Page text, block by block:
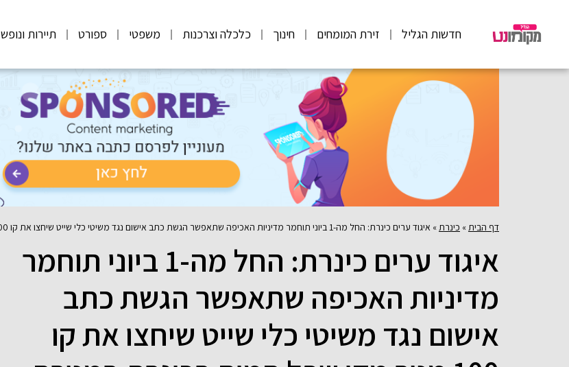
חדשות הגליל זירת המומחים חינוך כלכלה וצרכנות משפטי ספורט תיירות ונופש
דף הבית » כינרת » איגוד ערים כינרת: החל מה-1 ביוני תוחמר מדיניות האכיפה שתאפשר הגשת כתב אישום נגד משיטי כלי שייט שיחצו את קו 100 מטר מקו שפל המים בכינרת במטרה למנוע עבירות בטיחות שייט מסכנות חיים
איגוד ערים כינרת: החל מה-1 ביוני תוחמר
מדיניות האכיפה שתאפשר הגשת כתב
אישום נגד משיטי כלי שייט שיחצו את קו